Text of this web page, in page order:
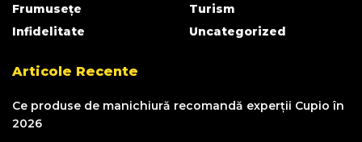
Frumusețe
Infidelitate
Turism
Uncategorized
Articole Recente
Ce produse de manichiură recomandă experții Cupio în
2026